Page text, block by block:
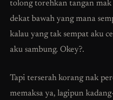
tolong torehkan tangan
dekat bawah yang mana
kalau yang tak sempat aku
aku sambung. Okey?.
Tapi terserah korang nak
memaksa ya, lagipun